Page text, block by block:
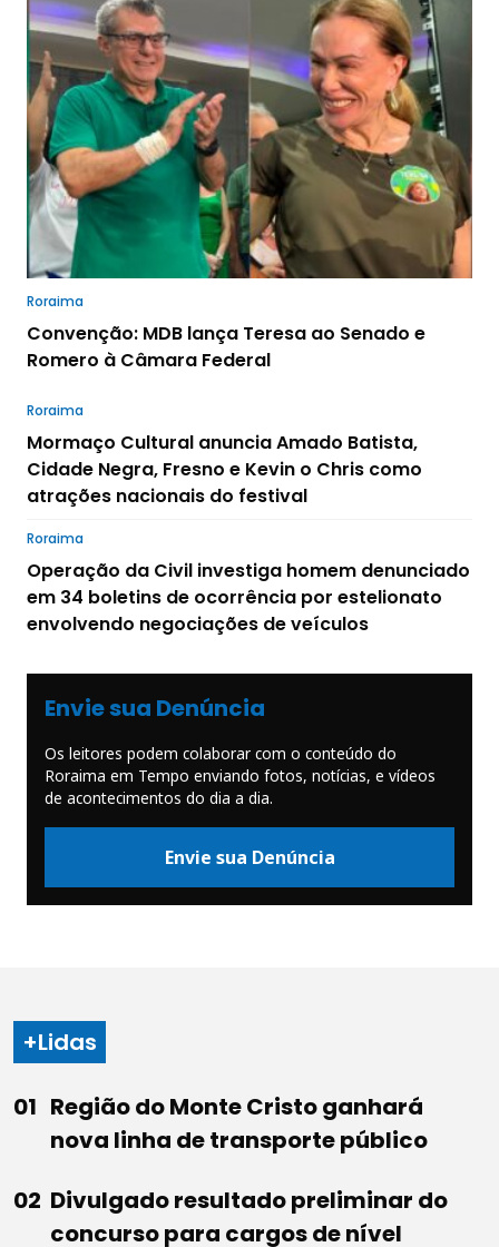
Roraima
Convenção: MDB lança Teresa ao Senado e
Romero à Câmara Federal
Roraima
Mormaço Cultural anuncia Amado Batista,
Cidade Negra, Fresno e Kevin o Chris como
atrações nacionais do festival
Roraima
Operação da Civil investiga homem denunciado
em 34 boletins de ocorrência por estelionato
envolvendo negociações de veículos
Envie sua Denúncia
Os leitores podem colaborar com o conteúdo do
Roraima em Tempo enviando fotos, notícias, e vídeos
de acontecimentos do dia a dia.
Envie sua Denúncia
+Lidas
Região do Monte Cristo ganhará
nova linha de transporte público
Divulgado resultado preliminar do
concurso para cargos de nível